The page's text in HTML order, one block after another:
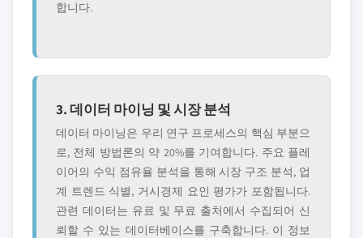
합니다.
3. 데이터 마이닝 및 시장 분석
데이터 마이닝은 우리 연구 프로세스의 핵심 부분으
로, 전체 방법론의 약 20%를 기여합니다. 주요 플레
이어의 수익 점유율 분석을 통해 시장 구조 분석, 업
계 트렌드 식별, 거시경제 요인 평가가 포함됩니다.
관련 데이터는 유료 및 무료 출처에서 수집되어 신
뢰할 수 있는 데이터베이스를 구축합니다. 이 정보